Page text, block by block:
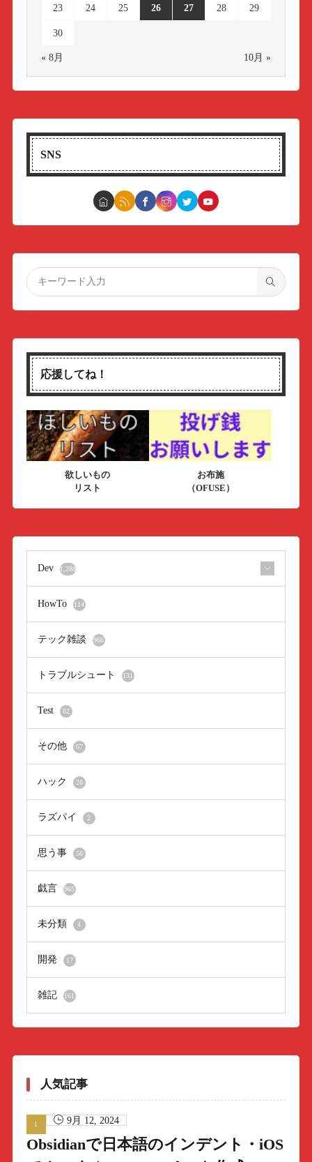
23 24 25 26 27 28 29
30
« 8月 10月 »
SNS
応援してね！
欲しいもの
リスト
お布施
（OFUSE）
Dev 1,288
HowTo 114
テック雑談 966
トラブルシュート 131
Test 82
その他 67
ハック 28
ラズパイ 2
思う事 56
戯言 965
未分類 4
開発 17
雑記 161
人気記事
9月 12, 2024
Obsidianで日本語のインデント・iOS